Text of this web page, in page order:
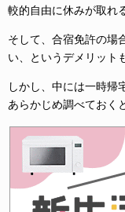
較的自由に休みが取れ
そして、合宿免許の場
い、というデメリット
しかし、中には一時帰
あらかじめ調べておく